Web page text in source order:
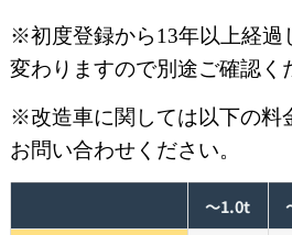
※初度登録から13年以上経過
変わりますので別途ご確認く
※改造車に関しては以下の料
お問い合わせください。
～1.0t